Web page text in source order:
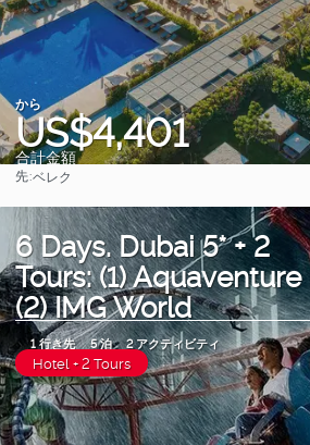
から
US$4,401
合計金額
先:ベレク
6 Days. Dubai 5* + 2
Tours: (1) Aquaventure
(2) IMG World
1 行き先 5 泊 2 アクティビティ
Hotel + 2 Tours